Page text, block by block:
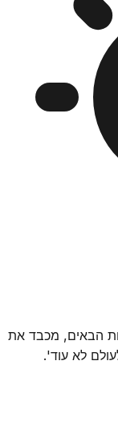
הבאים, מכבד את
לא עוד'.